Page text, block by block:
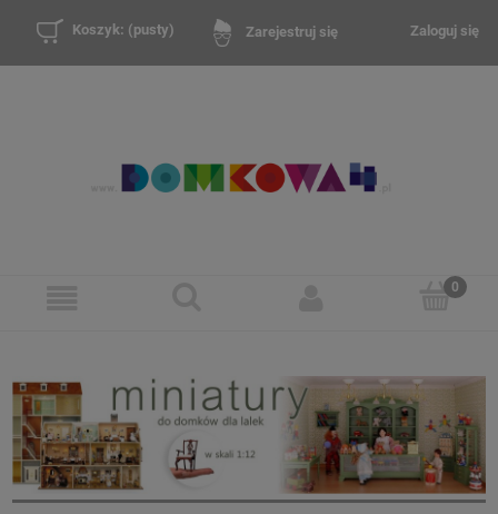
Zarejestruj się Zaloguj się
Koszyk: (pusty)